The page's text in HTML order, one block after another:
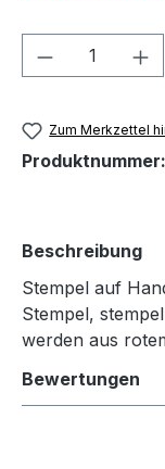
Produkt
Zum Merkzettel
Produktnummer:
Beschreibung
Stempel auf
Stempel,
werden aus
Bewertungen